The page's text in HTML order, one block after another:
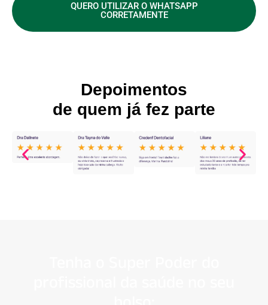
QUERO UTILIZAR O WHATSAPP
CORRETAMENTE
Depoimentos
de quem já fez parte